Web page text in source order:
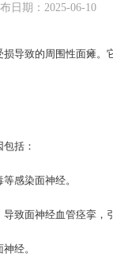
日期：2025-06-10
导致的周围性面瘫
括：
感染面神经。
致面神经血管痉挛，
经。